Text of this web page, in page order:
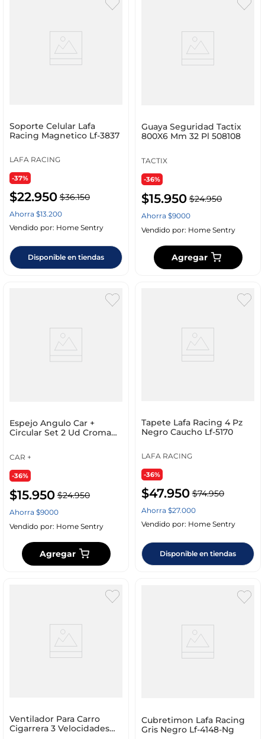
Soporte Celular Lafa
Racing Magnetico Lf-3837
LAFA RACING
-37%
$22.950 $36.150
Ahorra $13.200
Vendido por: Home Sentry
Disponible en tiendas
Guaya Seguridad Tactix
800X6 Mm 32 Pl 508108
TACTIX
-36%
$15.950 $24.950
Ahorra $9000
Vendido por: Home Sentry
Agregar
Espejo Angulo Car +
Circular Set 2 Ud Cromado
CAR +
-36%
$15.950 $24.950
Ahorra $9000
Vendido por: Home Sentry
Agregar
Tapete Lafa Racing 4 Pz
Negro Caucho Lf-5170
LAFA RACING
-36%
$47.950 $74.950
Ahorra $27.000
Vendido por: Home Sentry
Disponible en tiendas
Ventilador Para Carro
Cigarrera 3 Velocidades
Cubretimon Lafa Racing
Gris Negro Lf-4148-Ng